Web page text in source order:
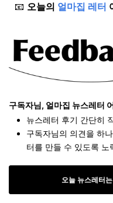
📧 오늘의 얼마집 레터
구독자님, 얼마집 뉴스레터
뉴스레터 후기 간단히
구독자님의 의견을 하
터를 만들 수 있도록 노
오늘 뉴스레터